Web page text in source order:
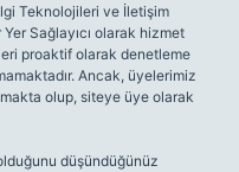
Teknolojileri ve İletişim
Sağlayıcı olarak hizmet
proaktif olarak denetleme
Ancak, üyelerimiz
olup, siteye üye olarak
düşündüğünüz